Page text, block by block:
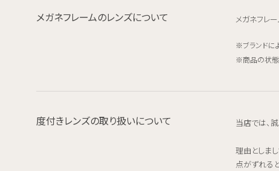
メガネフレームのレンズについて メガネフレ
ブランドに
商品の状態
度付きレンズの取り扱いについて 当店では、
理由としま
点がずれる